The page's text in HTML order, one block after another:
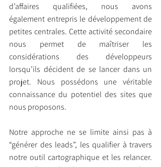
d’affaires qualifiées, nous avons
également entrepris le développement de
petites centrales. Cette activité secondaire
nous permet de maîtriser les
considérations des développeurs
lorsqu’ils décident de se lancer dans un
projet. Nous possédons une véritable
connaissance du potentiel des sites que
nous proposons.
Notre approche ne se limite ainsi pas à
“générer des leads”, les qualifier à travers
notre outil cartographique et les relancer.